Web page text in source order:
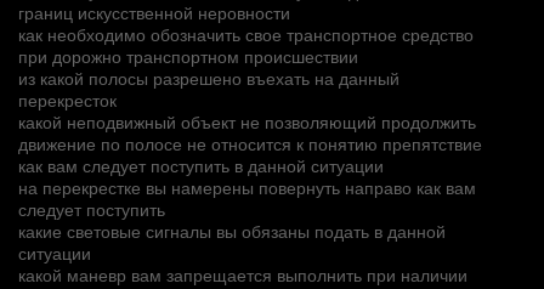
границ искусственной неровности
как необходимо обозначить свое транспортное средство
при дорожно транспортном происшествии
из какой полосы разрешено въехать на данный
перекресток
какой неподвижный объект не позволяющий продолжить
движение по полосе не относится к понятию препятствие
как вам следует поступить в данной ситуации
на перекрестке вы намерены повернуть направо как вам
следует поступить
какие световые сигналы вы обязаны подать в данной
ситуации
какой маневр вам запрещается выполнить при наличии